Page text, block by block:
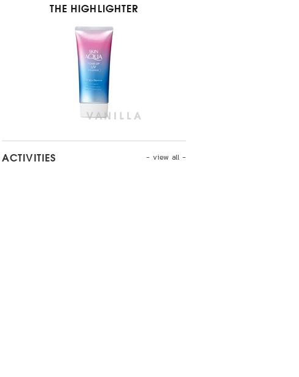
THE HIGHLIGHTER
- view all -
ACTIVITIES